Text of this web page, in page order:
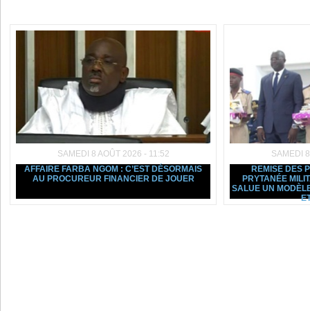
SAMEDI 8 AOÛT 2026 - 11:52
AFFAIRE FARBA NGOM : C’EST DÉSORMAIS
AU PROCUREUR FINANCIER DE JOUER
SAMEDI
REMISE DES
PRYTANÉE
SALUE UN